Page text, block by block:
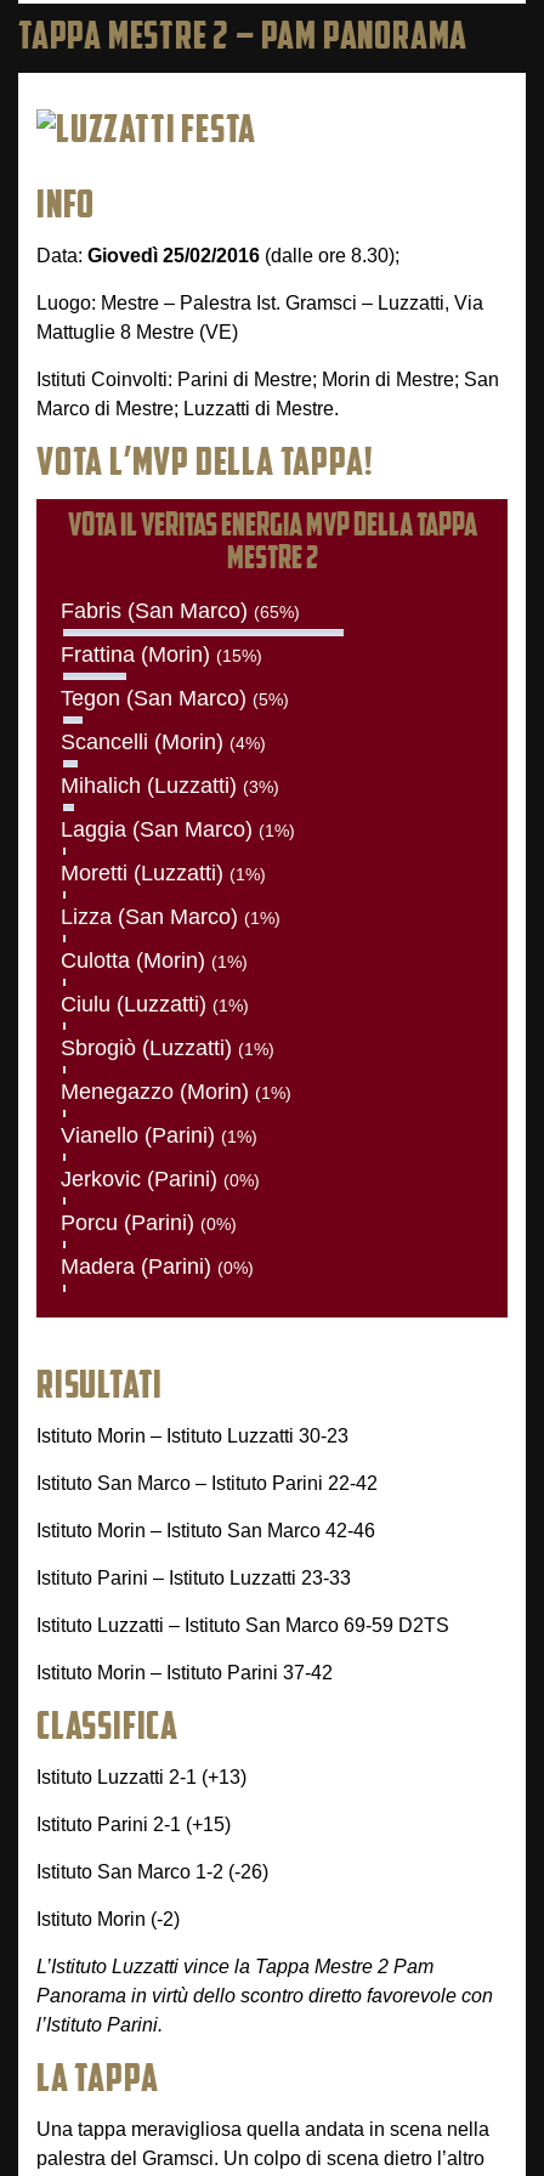
TAPPA MESTRE 2 – PAM PANORAMA
INFO
Data: Giovedì 25/02/2016 (dalle ore 8.30);
Luogo: Mestre – Palestra Ist. Gramsci – Luzzatti, Via
Mattuglie 8 Mestre (VE)
Istituti Coinvolti: Parini di Mestre; Morin di Mestre; San
Marco di Mestre; Luzzatti di Mestre.
VOTA L’MVP DELLA TAPPA!
VOTA IL VERITAS ENERGIA MVP DELLA TAPPA
MESTRE 2
Fabris (San Marco) (65%)
Frattina (Morin) (15%)
Tegon (San Marco) (5%)
Scancelli (Morin) (4%)
Mihalich (Luzzatti) (3%)
Laggia (San Marco) (1%)
Moretti (Luzzatti) (1%)
Lizza (San Marco) (1%)
Culotta (Morin) (1%)
Ciulu (Luzzatti) (1%)
Sbrogiò (Luzzatti) (1%)
Menegazzo (Morin) (1%)
Vianello (Parini) (1%)
Jerkovic (Parini) (0%)
Porcu (Parini) (0%)
Madera (Parini) (0%)
RISULTATI
Istituto Morin – Istituto Luzzatti 30-23
Istituto San Marco – Istituto Parini 22-42
Istituto Morin – Istituto San Marco 42-46
Istituto Parini – Istituto Luzzatti 23-33
Istituto Luzzatti – Istituto San Marco 69-59 D2TS
Istituto Morin – Istituto Parini 37-42
CLASSIFICA
Istituto Luzzatti 2-1 (+13)
Istituto Parini 2-1 (+15)
Istituto San Marco 1-2 (-26)
Istituto Morin (-2)
L’Istituto Luzzatti vince la Tappa Mestre 2 Pam
Panorama in virtù dello scontro diretto favorevole con
l’Istituto Parini.
LA TAPPA
Una tappa meravigliosa quella andata in scena nella
palestra del Gramsci. Un colpo di scena dietro l’altro